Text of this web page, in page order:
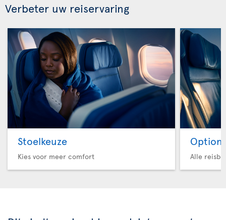
Verbeter uw reiservaring
Stoelkeuze
Kies voor meer comfort
Option
Alle